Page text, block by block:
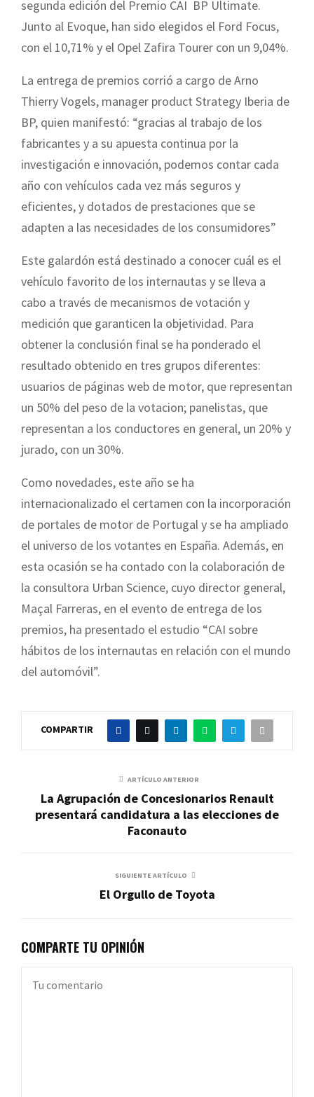
segunda edición del Premio CAI BP Ultimate.
Junto al Evoque, han sido elegidos el Ford Focus,
con el 10,71% y el Opel Zafira Tourer con un 9,04%.
La entrega de premios corrió a cargo de Arno
Thierry Vogels, manager product Strategy Iberia de
BP, quien manifestó: “gracias al trabajo de los
fabricantes y a su apuesta continua por la
investigación e innovación, podemos contar cada
año con vehículos cada vez más seguros y
eficientes, y dotados de prestaciones que se
adapten a las necesidades de los consumidores”
Este galardón está destinado a conocer cuál es el
vehículo favorito de los internautas y se lleva a
cabo a través de mecanismos de votación y
medición que garanticen la objetividad. Para
obtener la conclusión final se ha ponderado el
resultado obtenido en tres grupos diferentes:
usuarios de páginas web de motor, que representan
un 50% del peso de la votacion; panelistas, que
representan a los conductores en general, un 20% y
jurado, con un 30%.
Como novedades, este año se ha
internacionalizado el certamen con la incorporación
de portales de motor de Portugal y se ha ampliado
el universo de los votantes en España. Además, en
esta ocasión se ha contado con la colaboración de
la consultora Urban Science, cuyo director general,
Maçal Farreras, en el evento de entrega de los
premios, ha presentado el estudio “CAI sobre
hábitos de los internautas en relación con el mundo
del automóvil”.
COMPARTIR
ARTÍCULO ANTERIOR
La Agrupación de Concesionarios Renault
presentará candidatura a las elecciones de
Faconauto
SIGUIENTE ARTÍCULO
El Orgullo de Toyota
COMPARTE TU OPINIÓN